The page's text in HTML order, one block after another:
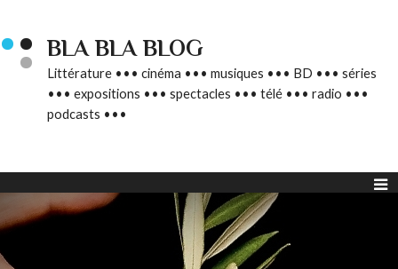
BLA BLA BLOG
Littérature ••• cinéma ••• musiques ••• BD ••• séries
••• expositions ••• spectacles ••• télé ••• radio •••
podcasts •••